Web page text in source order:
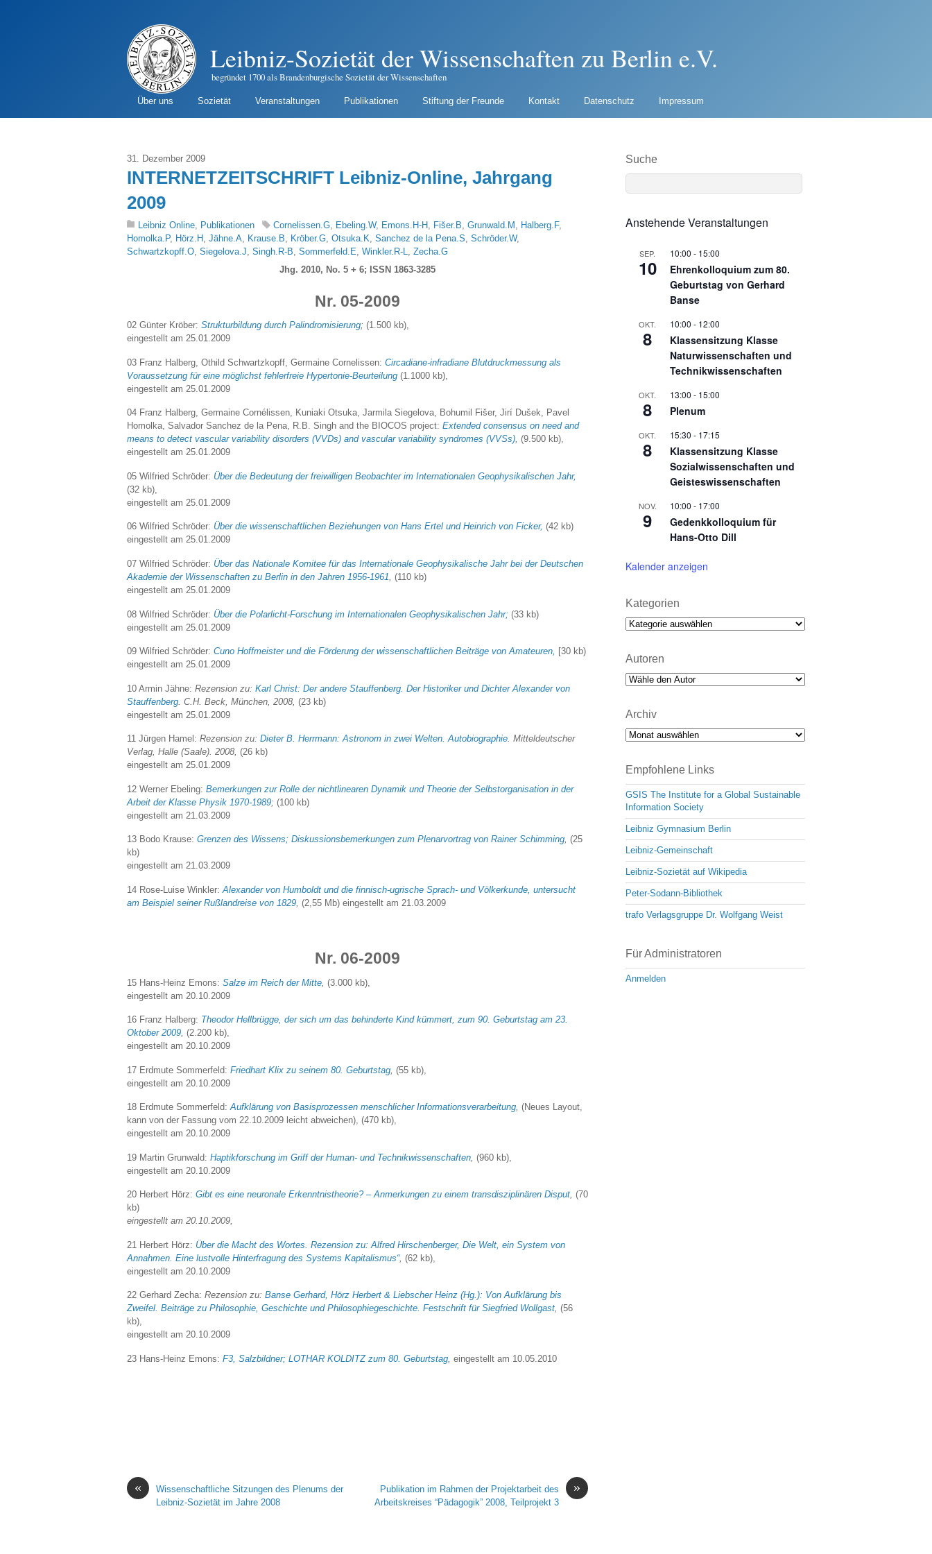
Leibniz-Sozietät der Wissenschaften zu Berlin e.V.
begründet 1700 als Brandenburgische Sozietät der Wissenschaften
Über uns Sozietät Veranstaltungen Publikationen Stiftung der Freunde Kontakt Datenschutz Impressum
31. Dezember 2009
INTERNETZEITSCHRIFT Leibniz-Online, Jahrgang
2009
Leibniz Online Publikationen Cornelissen.G Ebeling.W, Emons.H-H Fišer.B Grunwald.M Halberg.F,
Homolka.P, Hörz.H Jähne.A Krause.B Kröber.G Otsuka.K Sanchez de la Pena.S Schröder.W,
Schwartzkopff.O Siegelova.J Singh.R-B Sommerfeld.E Winkler.R-L
Zecha.G
Jhg. 2010, No. 5 + 6; ISSN 1863-3285
Nr. 05-2009
02 Günter Kröber: Strukturbildung durch Palindromisierung; (1.500 kb),
eingestellt am 25.01.2009
03 Franz Halberg, Othild Schwartzkopff, Germaine Cornelissen: Circadiane-infradiane Blutdruckmessung als
Voraussetzung für eine möglichst fehlerfreie Hypertonie-Beurteilung (1.1000 kb),
eingestellt am 25.01.2009
04 Franz Halberg, Germaine Cornélissen, Kuniaki Otsuka, Jarmila Siegelova, Bohumil Fišer, Jirí Dušek, Pavel
Homolka, Salvador Sanchez de la Pena, R.B. Singh and the BIOCOS project: Extended consensus on need and
means to detect vascular variability disorders (VVDs) and vascular variability syndromes (VVSs), (9.500 kb),
eingestellt am 25.01.2009
05 Wilfried Schröder: Über die Bedeutung der freiwilligen Beobachter im Internationalen Geophysikalischen Jahr,
(32 kb),
eingestellt am 25.01.2009
06 Wilfried Schröder: Über die wissenschaftlichen Beziehungen von Hans Ertel und Heinrich von Ficker, (42 kb)
eingestellt am 25.01.2009
07 Wilfried Schröder: Über das Nationale Komitee für das Internationale Geophysikalische Jahr bei der Deutschen
Akademie der Wissenschaften zu Berlin in den Jahren 1956-1961 (110 kb)
eingestellt am 25.01.2009
08 Wilfried Schröder: Über die Polarlicht-Forschung im Internationalen Geophysikalischen Jahr; (33 kb)
eingestellt am 25.01.2009
09 Wilfried Schröder: Cuno Hoffmeister und die Förderung der wissenschaftlichen Beiträge von Amateuren, [30 kb)
eingestellt am 25.01.2009
10 Armin Jähne: Rezension zu: Karl Christ: Der andere Stauffenberg. Der Historiker und Dichter Alexander von
Stauffenberg . C.H. Beck, München, 2008, (23 kb)
eingestellt am 25.01.2009
11 Jürgen Hamel: Rezension zu: Dieter B. Herrmann: Astronom in zwei Welten. Autobiographie. Mitteldeutscher
Verlag, Halle (Saale). 2008, (26 kb)
eingestellt am 25.01.2009
12 Werner Ebeling: Bemerkungen zur Rolle der nichtlinearen Dynamik und Theorie der Selbstorganisation in der
Arbeit der Klasse Physik 1970-1989; (100 kb)
eingestellt am 21.03.2009
13 Bodo Krause: Grenzen des Wissens; Diskussionsbemerkungen zum Plenarvortrag von Rainer Schimming, (25
kb)
eingestellt am 21.03.2009
14 Rose-Luise Winkler: Alexander von Humboldt und die finnisch-ugrische Sprach- und Völkerkunde, untersucht
am Beispiel seiner Rußlandreise von 1829 (2,55 Mb) eingestellt am 21.03.2009
Nr. 06-2009
15 Hans-Heinz Emons: Salze im Reich der Mitte (3.000 kb),
eingestellt am 20.10.2009
16 Franz Halberg: Theodor Hellbrügge, der sich um das behinderte Kind kümmert, zum 90. Geburtstag am 23.
Oktober 2009, (2.200 kb),
eingestellt am 20.10.2009
17 Erdmute Sommerfeld: Friedhart Klix zu seinem 80. Geburtstag (55 kb),
eingestellt am 20.10.2009
18 Erdmute Sommerfeld:Aufklärung von Basisprozessen menschlicher Informationsverarbeitung, (Neues Layout,
kann von der Fassung vom 22.10.2009 leicht abweichen), (470 kb),
eingestellt am 20.10.2009
19 Martin Grunwald: Haptikforschung im Griff der Human- und Technikwissenschaften (960 kb),
eingestellt am 20.10.2009
20 Herbert Hörz: Gibt es eine neuronale Erkenntnistheorie? – Anmerkungen zu einem transdisziplinären Disput, (70
kb)
eingestellt am 20.10.2009,
21 Herbert Hörz: Über die Macht des Wortes. Rezension zu: Alfred Hirschenberger, Die Welt, ein System von
Annahmen. Eine lustvolle Hinterfragung des Systems Kapitalismus“, (62 kb),
eingestellt am 20.10.2009
22 Gerhard Zecha: Rezension zu: Banse Gerhard, Hörz Herbert & Liebscher Heinz (Hg.): Von Aufklärung bis
Zweifel. Beiträge zu Philosophie, Geschichte und Philosophiegeschichte. Festschrift für Siegfried Wollgast, (56
kb),
eingestellt am 20.10.2009
23 Hans-Heinz Emons: F3, Salzbildner; LOTHAR KOLDITZ zum 80. Geburtstag, eingestellt am 10.05.2010
«
Wissenschaftliche Sitzungen des Plenums der
Leibniz-Sozietät im Jahre 2008
»
Publikation im Rahmen der Projektarbeit des
Arbeitskreises “Pädagogik” 2008, Teilprojekt 3
Suche
Anstehende Veranstaltungen
SEP.
10
10:00 - 15:00
Ehrenkolloquium zum 80.
Geburtstag von Gerhard
Banse
OKT.
8
10:00 - 12:00
Klassensitzung Klasse
Naturwissenschaften und
Technikwissenschaften
OKT.
8
13:00 - 15:00
Plenum
OKT.
8
15:30 - 17:15
Klassensitzung Klasse
Sozialwissenschaften und
Geisteswissenschaften
NOV.
9
10:00 - 17:00
Gedenkkolloquium für
Hans-Otto Dill
Kalender anzeigen
Kategorien
Kategorien
Autoren
Archiv
Archiv
Empfohlene Links
GSIS The Institute for a Global Sustainable
Information Society
Leibniz Gymnasium Berlin
Leibniz-Gemeinschaft
Leibniz-Sozietät auf Wikipedia
Peter-Sodann-Bibliothek
trafo Verlagsgruppe Dr. Wolfgang Weist
Für Administratoren
Anmelden